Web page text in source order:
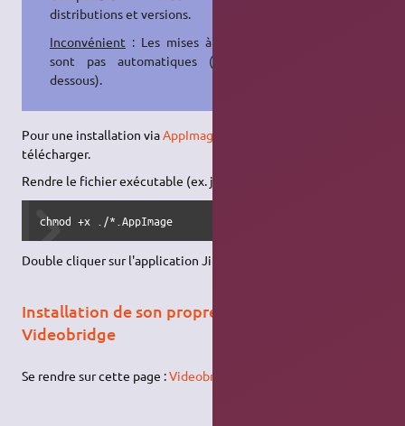
distributions et versions.
Inconvénient : Les mises à jour ne
sont pas automatiques (lien ci-
dessous).
Pour une installation via AppImage
télécharger.
Rendre le fichier exécutable (ex. jitsi-meet-x86_64.AppImage) :
chmod +x ./*.AppImage
Double cliquer sur l'application Jitsi pour la lancer.
Installation de son propre serveur : Jitsi
Videobridge
Se rendre sur cette page :Videobridge